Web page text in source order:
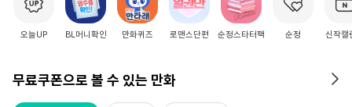
오늘UP BL머니확인 만화퀴즈 로맨스단편 순정스타터팩 순정 신작캘
무료쿠폰으로 볼 수 있는 만화